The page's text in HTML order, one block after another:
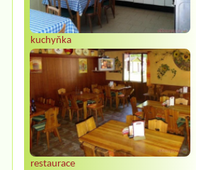
kuchyňka
restaurace